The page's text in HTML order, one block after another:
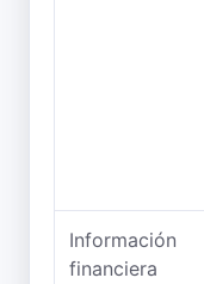
Información
financiera